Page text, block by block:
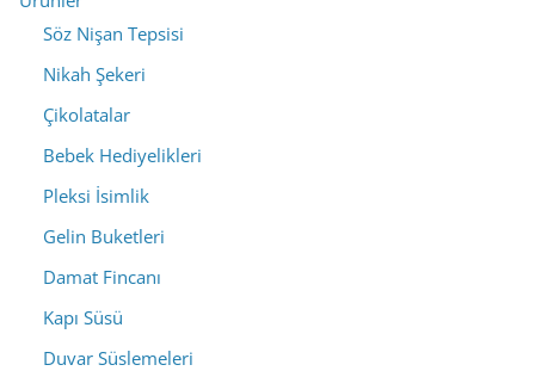
Söz Nişan Tepsisi
Nikah Şekeri
Çikolatalar
Bebek Hediyelikleri
Pleksi İsimlik
Gelin Buketleri
Damat Fincanı
Kapı Süsü
Duvar Süslemeleri